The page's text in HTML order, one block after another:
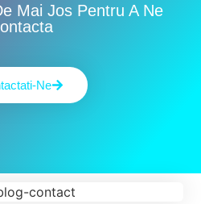
Mai Jos Pentru A Ne
Ne